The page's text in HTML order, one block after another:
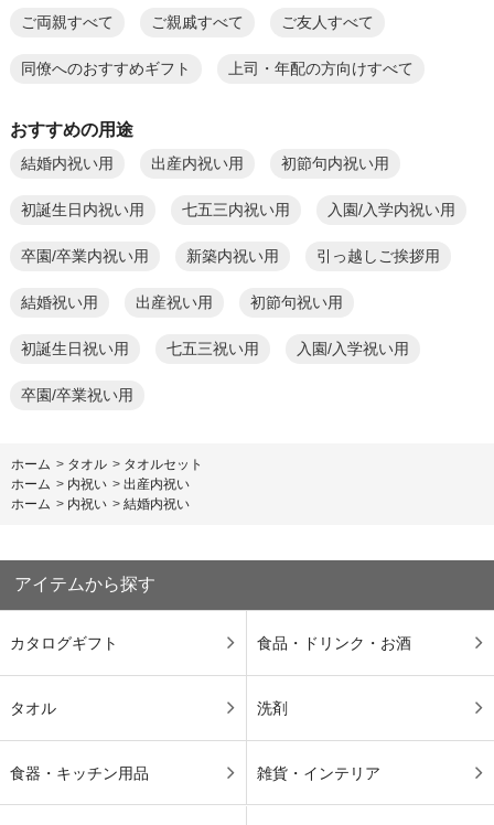
ご両親すべて ご親戚すべて ご友人すべて
同僚へのおすすめギフト 上司・年配の方向けすべて
おすすめの用途
結婚内祝い用 出産内祝い用 初節句内祝い用
初誕生日内祝い用 七五三内祝い用 入園/入学内祝い用
卒園/卒業内祝い用 新築内祝い用 引っ越しご挨拶用
結婚祝い用 出産祝い用 初節句祝い用
初誕生日祝い用 七五三祝い用 入園/入学祝い用
卒園/卒業祝い用
ホーム > タオル > タオルセット
ホーム > 内祝い > 出産内祝い
ホーム > 内祝い > 結婚内祝い
アイテムから探す
カタログギフト 食品・ドリンク・お酒
タオル 洗剤
食器・キッチン用品 雑貨・インテリア